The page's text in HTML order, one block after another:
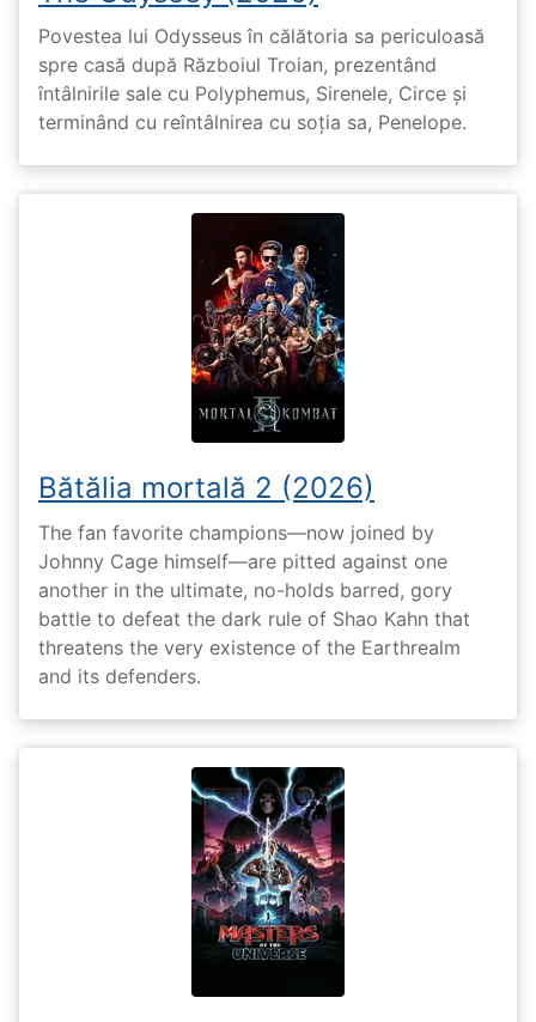
Povestea lui Odysseus în călătoria sa periculoasă
spre casă după Războiul Troian, prezentând
întâlnirile sale cu Polyphemus, Sirenele, Circe și
terminând cu reîntâlnirea cu soția sa, Penelope.
Bătălia mortală 2 (2026)
The fan favorite champions—now joined by
Johnny Cage himself—are pitted against one
another in the ultimate, no-holds barred, gory
battle to defeat the dark rule of Shao Kahn that
threatens the very existence of the Earthrealm
and its defenders.